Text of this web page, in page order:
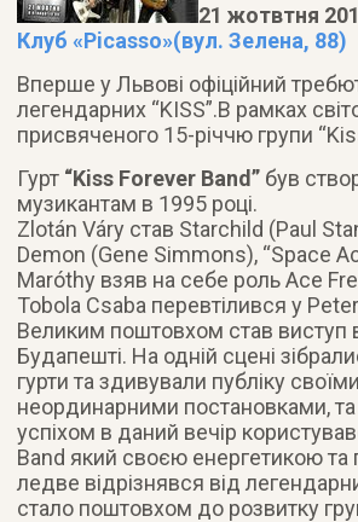
21 жотвтня
Клуб «Picasso»(вул. Зелена, 88)
Вперше у Львові офіційний
легендарних “KISS”.В рамках
присвяченого 15-річчю групи
Гурт “Kiss Forever Band” був
музикантам в 1995 році.
Zlotán Váry став Starchild (Paul
Demon (Gene Simmons), “Space
Maróthy взяв на себе роль Ace
Tobola Csaba перевтілився у
Великим поштовхом став виступ
Будапешті. На одній сцені
гурти та здивували публіку своїми
неординарними постановками,
успіхом в даний вечір
Band який своєю енергетикою та
ледве відрізнявся від
стало поштовхом до розвитку